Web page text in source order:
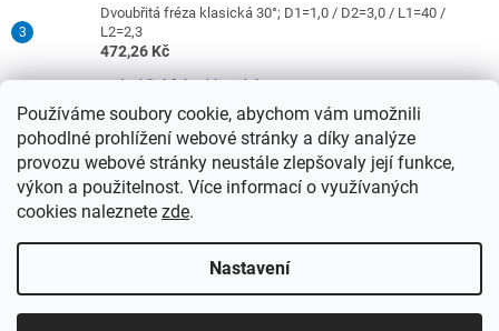
Používáme soubory cookie, abychom vám umožnili
pohodlné prohlížení webové stránky a díky analýze
provozu webové stránky neustále zlepšovaly její funkce,
výkon a použitelnost. Více informací o využívaných
cookies naleznete zde.
Nastavení
Upozorňujeme, že od 15.4.2026 se ceny nástrojů se stopkami 3
Dvoubřitá fréza klasická 30°; D1=1,0 / D2=3,0 / L1=40 /
L2=2,3
472,26 Kč
Jednobřitá fréza klasická; D1=0,5 / D2=3,0 / L1=40 / L2=1,5
421,26 Kč
Dvoubřitá fréza klasická 30°; D1=2,0 / D2=3,0 / L1=40 /
L2=9,0
472,26 Kč